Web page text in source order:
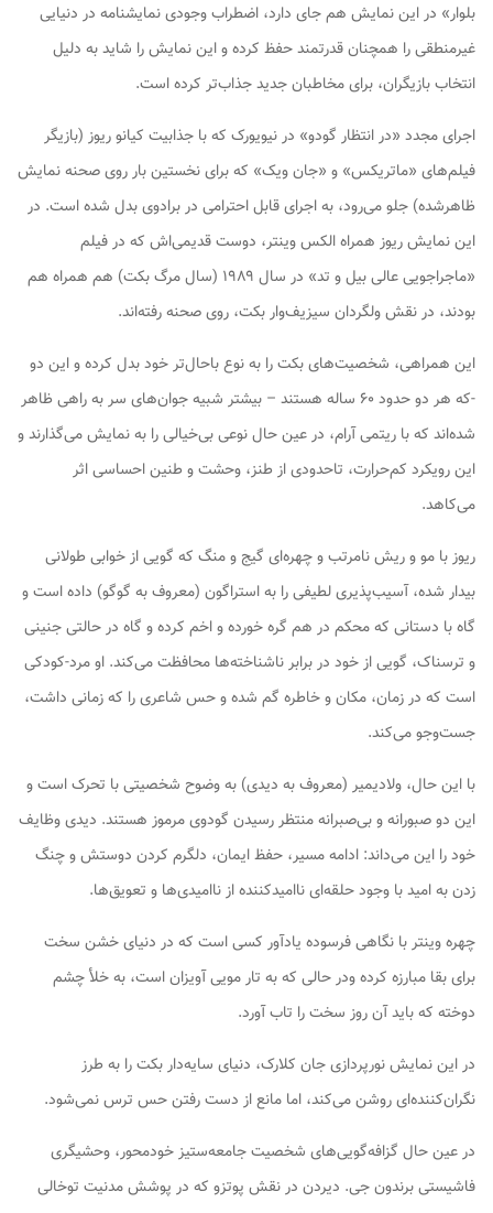
بلوار» در این نمایش هم جای دارد، اضطراب وجودی نمایشنامه در دنیایی
غیرمنطقی را همچنان قدرتمند حفظ کرده و این نمایش را شاید به دلیل
انتخاب بازیگران، برای مخاطبان جدید جذاب‌تر کرده است.
اجرای مجدد «در انتظار گودو» در نیویورک که با جذابیت کیانو ریوز (بازیگر
فیلم‌های «ماتریکس» و «جان ویک» که برای نخستین بار روی صحنه نمایش
ظاهرشده) جلو می‌رود، به اجرای قابل احترامی در برادوی بدل شده است. در
این نمایش ریوز همراه الکس وینتر، دوست قدیمی‌اش که در فیلم
«ماجراجویی عالی بیل و تد» در سال ۱۹۸۹ (سال مرگ بکت) هم همراه هم
بودند، در نقش ولگردان سیزیف‌وار بکت، روی صحنه رفته‌اند.
این همراهی، شخصیت‌های بکت را به نوع باحال‌تر خود بدل کرده و این دو
-که هر دو حدود ۶۰ ساله هستند – بیشتر شبیه جوان‌های سر به راهی ظاهر
شده‌اند که با ریتمی آرام، در عین حال نوعی بی‌خیالی را به نمایش می‌گذارند و
این رویکرد کم‌حرارت، تاحدودی از طنز، وحشت و طنین احساسی اثر
می‌کاهد.
ریوز با مو و ریش نامرتب و چهره‌ای گیج و منگ که گویی از خوابی طولانی
بیدار شده، آسیب‌پذیری لطیفی را به استراگون (معروف به گوگو) داده است و
گاه با دستانی که محکم در هم گره خورده و اخم کرده و گاه در حالتی جنینی
و ترسناک، گویی از خود در برابر ناشناخته‌ها محافظت می‌کند. او مرد-کودکی
است که در زمان، مکان و خاطره گم شده و حس شاعری را که زمانی داشت،
جست‌وجو می‌کند.
با این حال، ولادیمیر (معروف به دیدی) به وضوح شخصیتی با تحرک است و
این دو صبورانه و بی‌صبرانه منتظر رسیدن گودوی مرموز هستند. دیدی وظایف
خود را این می‌داند: ادامه مسیر، حفظ ایمان، دلگرم کردن دوستش و چنگ
زدن به امید با وجود حلقه‌ای ناامیدکننده از ناامیدی‌ها و تعویق‌ها.
چهره وینتر با نگاهی فرسوده یادآور کسی است که در دنیای خشن سخت
برای بقا مبارزه کرده ودر حالی که به تار مویی آویزان است، به خلأ چشم
دوخته که باید آن روز سخت را تاب آورد.
در این نمایش نورپردازی جان کلارک، دنیای سایه‌دار بکت را به طرز
نگران‌کننده‌ای روشن می‌کند، اما مانع از دست رفتن حس ترس نمی‌شود.
در عین حال گزافه‌گویی‌های شخصیت جامعه‌ستیز خودمحور، وحشیگری
فاشیستی برندون جی. دیردن در نقش پوتزو که در پوشش مدنیت توخالی